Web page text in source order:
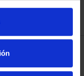
registrados